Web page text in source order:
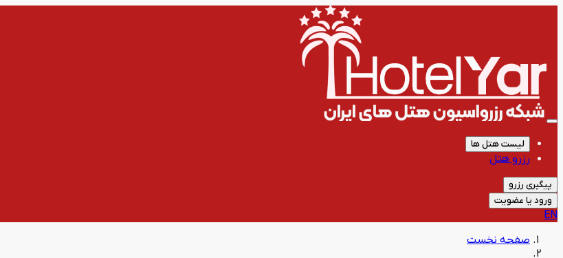
لیست هتل ها
رزرو هتل
پیگیری رزرو
ورود یا عضویت
EN
صفحه نخست